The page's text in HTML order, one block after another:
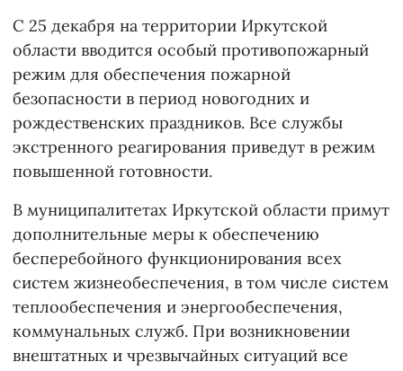
С 25 декабря на территории Иркутской
области вводится особый противопожарный
режим для обеспечения пожарной
безопасности в период новогодних и
рождественских праздников. Все службы
экстренного реагирования приведут в режим
повышенной готовности.
В муниципалитетах Иркутской области примут
дополнительные меры к обеспечению
бесперебойного функционирования всех
систем жизнеобеспечения, в том числе систем
теплообеспечения и энергообеспечения,
коммунальных служб. При возникновении
внештатных и чрезвычайных ситуаций все